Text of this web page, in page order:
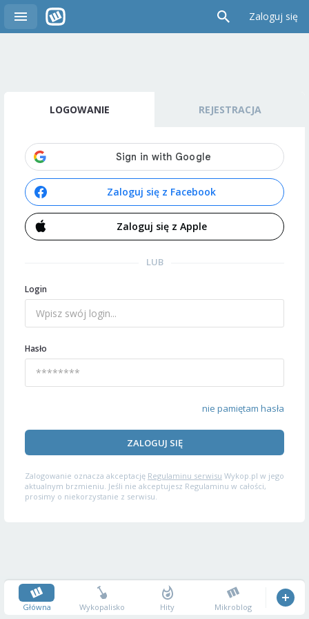
Zaloguj się
LOGOWANIE REJESTRACJA
Zaloguj się z Facebook
Zaloguj się z Apple
LUB
Login
Hasło
nie pamiętam hasła
ZALOGUJ SIĘ
Zalogowanie oznacza akceptację Regulaminu serwisu Wykop.pl w jego
aktualnym brzmieniu. Jeśli nie akceptujesz Regulaminu w całości,
prosimy o niekorzystanie z serwisu.
Główna Wykopalisko Hity Mikroblog